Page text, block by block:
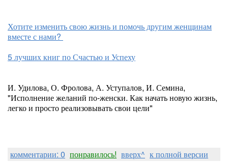
Хотите изменить свою жизнь и помочь другим женщинам
вместе с нами?
5 лучших книг по Счастью и Успеху
И. Удилова, О. Фролова, А. Уступалов, И. Семина,
"Исполнение желаний по-женски. Как начать новую жизнь,
легко и просто реализовывать свои цели"
комментарии: 0 понравилось! вверх^ к полной версии